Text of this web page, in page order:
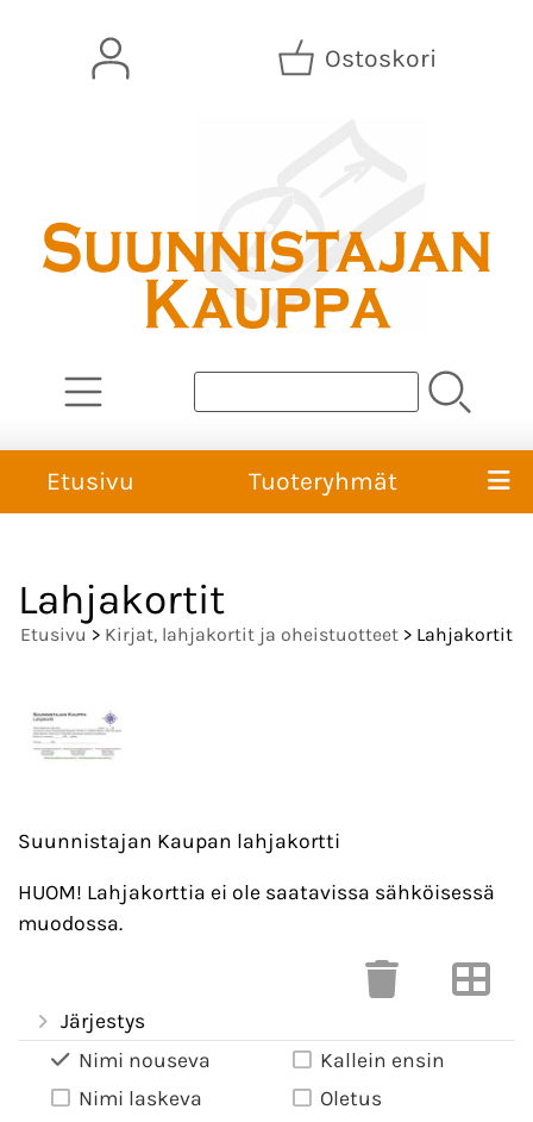
Ostoskori
Etusivu Tuoteryhmät
Lahjakortit
Etusivu > Kirjat, lahjakortit ja oheistuotteet > Lahjakortit
Suunnistajan Kaupan lahjakortti
HUOM! Lahjakorttia ei ole saatavissa sähköisessä
muodossa.
Järjestys
Nimi nouseva
Nimi laskeva
Kallein ensin
Oletus